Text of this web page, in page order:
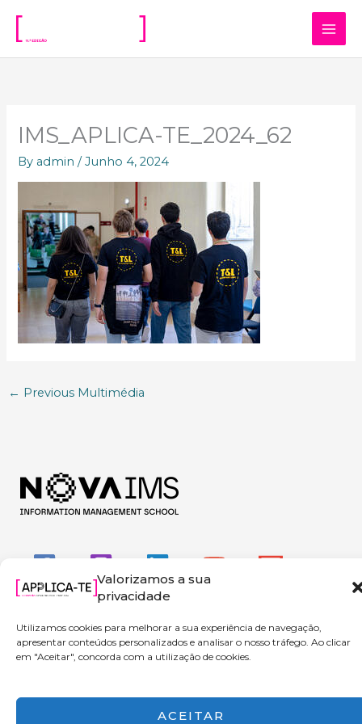
Valorizamos a sua
privacidade
Utilizamos cookies para melhorar a sua experiência de navegação,
apresentar conteúdos personalizados e analisar o nosso tráfego. Ao clicar
em "Aceitar", concorda com a utilização de cookies.
ACEITAR
content
IMS_APLICA-TE_2024_62
By admin/Junho 4, 2024
← Previous Multimédia
Copyright © 2026 Applica-te | Powered by NOVA IMS